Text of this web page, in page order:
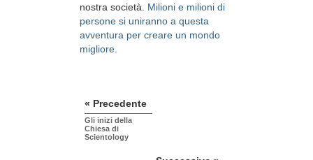
nostra società. Milioni e milioni di
persone si uniranno a questa
avventura per creare un mondo
migliore.
« Precedente
Gli inizi della
Chiesa di
Scientology